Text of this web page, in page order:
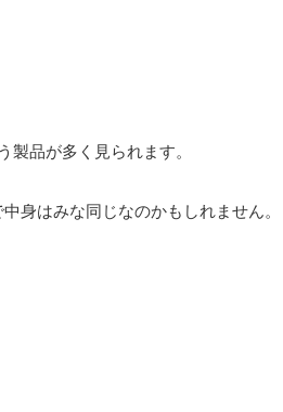
品が多く見られます。
身はみな同じなのかもしれません。